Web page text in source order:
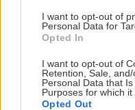
I want to opt-out of
Personal Data for
Opted In
I want to opt-out of
Retention, Sale,
Personal Data that
Purposes for which it
Opted Out
CHALUPA